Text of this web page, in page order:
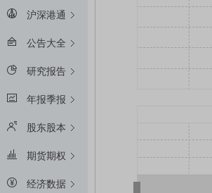
沪深港通
公告大全
研究报告
年报季报
股东股本
期货期权
经济数据